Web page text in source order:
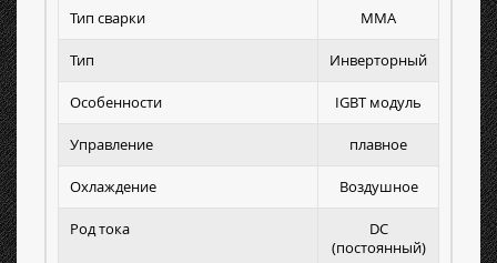
Тип сварки MMA
Тип Инверторный
Особенности IGBT модуль
Управление плавное
Охлаждение Воздушное
Род тока
DC
(постоянный)